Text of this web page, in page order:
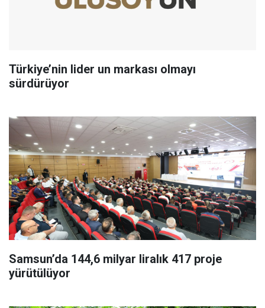
Türkiye’nin lider un markası olmayı
sürdürüyor
Samsun’da 144,6 milyar liralık 417 proje
yürütülüyor